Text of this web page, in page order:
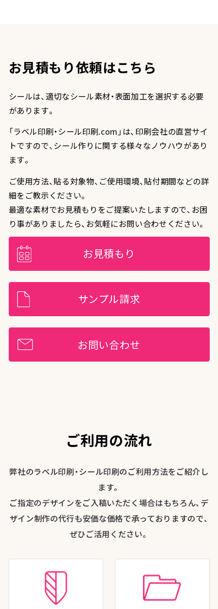
お見積もり依頼はこちら
シールは、適切なシール素材・表面加工を選択する必要
があります。
「ラベル印刷・シール印刷.com」は、印刷会社の直営サイ
トですので、シール作りに関する様々なノウハウがあり
ます。
ご使用方法、貼る対象物、ご使用環境、貼付期間などの詳
細をご教示ください。
最適な素材でお見積もりをご提案いたしますので、お困
り事がありましたら、お気軽にお問い合わせください。
お見積もり
サンプル請求
お問い合わせ
ご利用の流れ
弊社のラベル印刷・シール印刷のご利用方法をご紹介し
ます。
ご指定のデザインをご入稿いただく場合はもちろん、デ
ザイン制作の代行も安価な価格で承っておりますので、
ぜひご活用ください。